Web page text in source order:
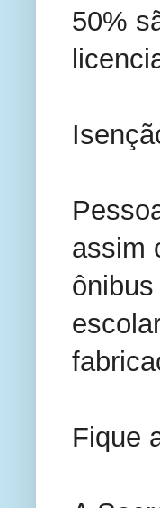
50%
assim
Fique